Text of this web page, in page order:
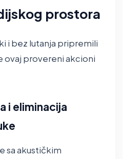
prostora
i bez lutanja pripremili
ovaj provereni akcioni
i eliminacija
sa akustičkim